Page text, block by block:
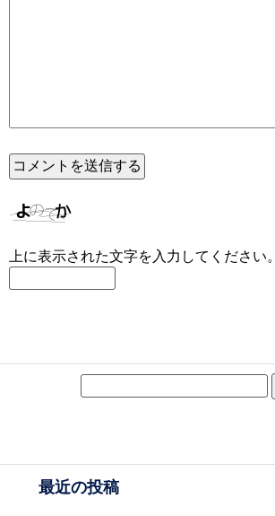
上に表示された文字を入力してください。
最近の投稿